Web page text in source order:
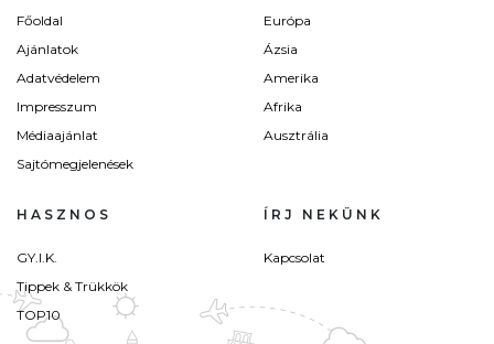
Főoldal
Ajánlatok
Adatvédelem
Impresszum
Médiaajánlat
Sajtómegjelenések
Európa
Ázsia
Amerika
Afrika
Ausztrália
HASZNOS
GY.I.K.
Tippek & Trükkök
TOP10
ÍRJ NEKÜNK
Kapcsolat